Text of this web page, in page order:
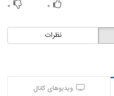
۰ ۰
نظرات
ویدیوهای کانال